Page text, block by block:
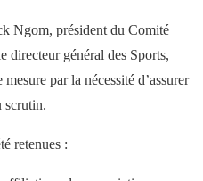
Ngom, président du Comité
directeur général des Sports,
par la nécessité d’assurer
scrutin.
retenues :